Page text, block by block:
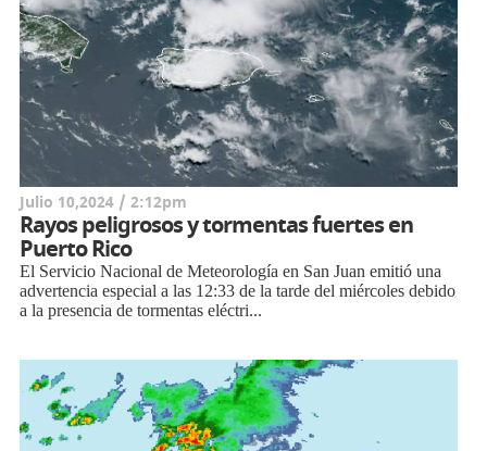
Julio 10,2024 / 2:12pm
Rayos peligrosos y tormentas fuertes en
Puerto Rico
El Servicio Nacional de Meteorología en San Juan emitió una
advertencia especial a las 12:33 de la tarde del miércoles debido
a la presencia de tormentas eléctri...